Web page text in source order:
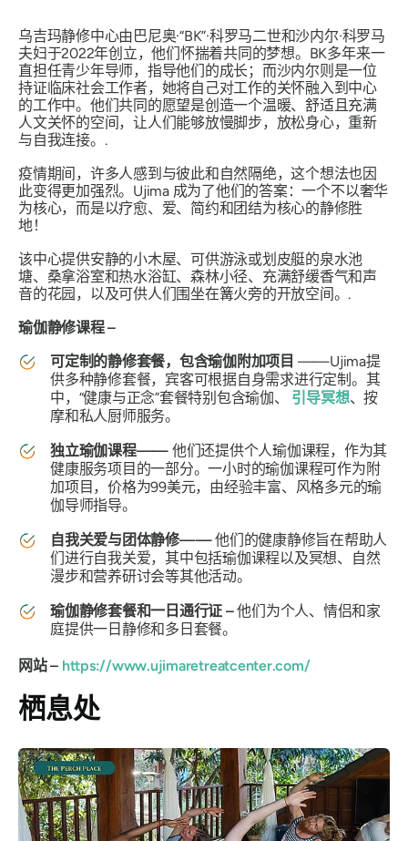
乌吉玛静修中心由巴尼奥·“BK”·科罗马二世和沙内尔·科罗马
夫妇于2022年创立，他们怀揣着共同的梦想。BK多年来一
直担任青少年导师，指导他们的成长；而沙内尔则是一位
持证临床社会工作者，她将自己对工作的关怀融入到中心
的工作中。他们共同的愿望是创造一个温暖、舒适且充满
人文关怀的空间，让人们能够放慢脚步，放松身心，重新
与自我连接。.
疫情期间，许多人感到与彼此和自然隔绝，这个想法也因
此变得更加强烈。Ujima 成为了他们的答案：一个不以奢华
为核心，而是以疗愈、爱、简约和团结为核心的静修胜
地！
该中心提供安静的小木屋、可供游泳或划皮艇的泉水池
塘、桑拿浴室和热水浴缸、森林小径、充满舒缓香气和声
音的花园，以及可供人们围坐在篝火旁的开放空间。.
瑜伽静修课程 –
可定制的静修套餐，包含瑜伽附加项目 ——Ujima提
供多种静修套餐，宾客可根据自身需求进行定制。其
中，“健康与正念”套餐特别包含瑜伽、 引导冥想、按
摩和私人厨师服务。
独立瑜伽课程—— 他们还提供个人瑜伽课程，作为其
健康服务项目的一部分。一小时的瑜伽课程可作为附
加项目，价格为99美元，由经验丰富、风格多元的瑜
伽导师指导。
自我关爱与团体静修——他们的健康静修旨在帮助人
们进行自我关爱，其中包括瑜伽课程以及冥想、自然
漫步和营养研讨会等其他活动。
瑜伽静修套餐和一日通行证 –他们为个人、情侣和家
庭提供一日静修和多日套餐。
网站 – https://www.ujimaretreatcenter.com/
栖息处